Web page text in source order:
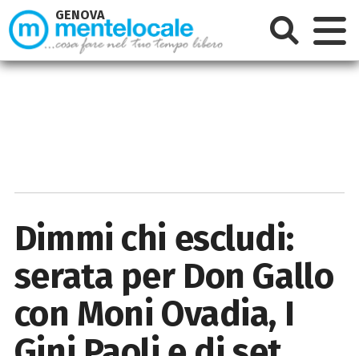
Dimmi chi escludi:
serata per Don Gallo
con Moni Ovadia, I
GENOVA